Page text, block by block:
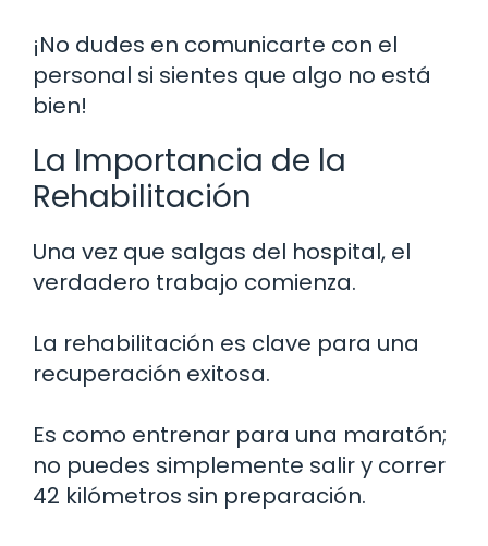
¡No dudes en comunicarte con el
personal si sientes que algo no está
bien!
La Importancia de la
Rehabilitación
Una vez que salgas del hospital, el
verdadero trabajo comienza.
La rehabilitación es clave para una
recuperación exitosa.
Es como entrenar para una maratón;
no puedes simplemente salir y correr
42 kilómetros sin preparación.